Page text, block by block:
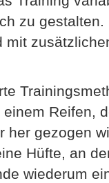
zu
mit
Reifen,
her gezogen
Hüfte, an
wiederum